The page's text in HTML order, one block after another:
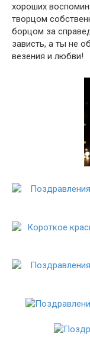
хороших
творцом
борцом за
зависть, а ты не
везения и любви!